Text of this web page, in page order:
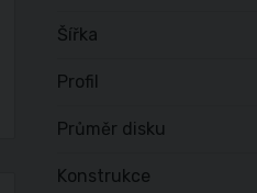
Šířka
Profil
Průměr disku
Konstrukce